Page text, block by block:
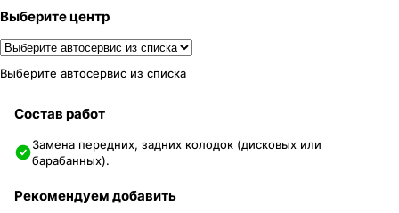
Выберите центр
Выберите автосервис из списка
Состав работ
Замена передних, задних колодок (дисковых или
барабанных).
Рекомендуем добавить